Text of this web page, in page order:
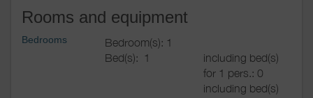
Rooms and equipment
Bedrooms
Bedroom(s): 1
Bed(s):
1
including bed(s)
for 1 pers.: 0
including bed(s)